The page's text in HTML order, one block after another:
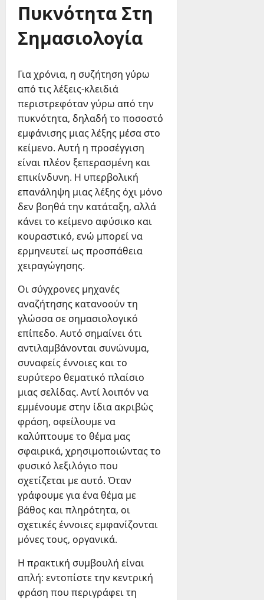
Πυκνότητα Στη
Σημασιολογία
Για χρόνια, η συζήτηση γύρω
από τις λέξεις-κλειδιά
περιστρεφόταν γύρω από την
πυκνότητα, δηλαδή το ποσοστό
εμφάνισης μιας λέξης μέσα στο
κείμενο. Αυτή η προσέγγιση
είναι πλέον ξεπερασμένη και
επικίνδυνη. Η υπερβολική
επανάληψη μιας λέξης όχι μόνο
δεν βοηθά την κατάταξη, αλλά
κάνει το κείμενο αφύσικο και
κουραστικό, ενώ μπορεί να
ερμηνευτεί ως προσπάθεια
χειραγώγησης.
Οι σύγχρονες μηχανές
αναζήτησης κατανοούν τη
γλώσσα σε σημασιολογικό
επίπεδο. Αυτό σημαίνει ότι
αντιλαμβάνονται συνώνυμα,
συναφείς έννοιες και το
ευρύτερο θεματικό πλαίσιο
μιας σελίδας. Αντί λοιπόν να
εμμένουμε στην ίδια ακριβώς
φράση, οφείλουμε να
καλύπτουμε το θέμα μας
σφαιρικά, χρησιμοποιώντας το
φυσικό λεξιλόγιο που
σχετίζεται με αυτό. Όταν
γράφουμε για ένα θέμα με
βάθος και πληρότητα, οι
σχετικές έννοιες εμφανίζονται
μόνες τους, οργανικά.
Η πρακτική συμβουλή είναι
απλή: εντοπίστε την κεντρική
φράση που περιγράφει τη